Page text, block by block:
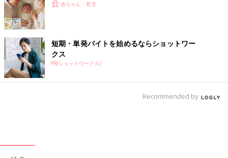
赤ちゃん・育児
短期・単発バイトを始めるならショットワー
クス
PR(ショットワークス)
Recommended by